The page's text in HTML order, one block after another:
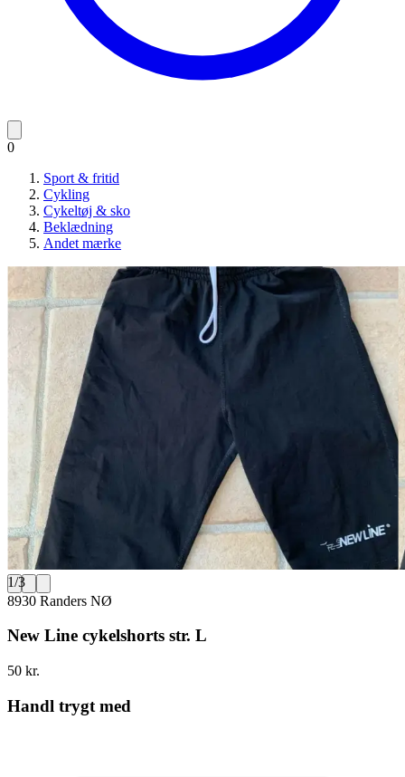
0
Sport & fritid
Cykling
Cykeltøj & sko
Beklædning
Andet mærke
1/3
8930 Randers NØ
New Line cykelshorts str. L
50 kr.
Handl trygt med